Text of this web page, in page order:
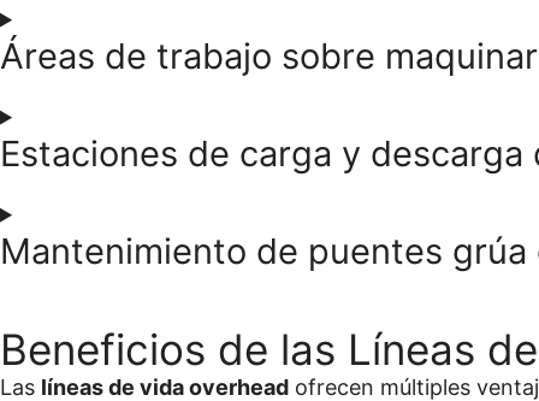
Áreas de trabajo sobre
Estaciones de carga y
Mantenimiento de puentes
Beneficios de las Líneas
Las líneas de vida overhead ofrecen múltiples